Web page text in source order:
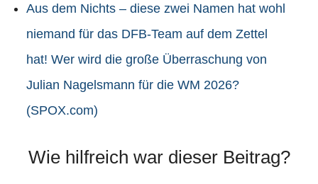
Aus dem Nichts – diese zwei Namen hat wohl
niemand für das DFB-Team auf dem Zettel
hat! Wer wird die große Überraschung von
Julian Nagelsmann für die WM 2026?
(SPOX.com)
Wie hilfreich war dieser Beitrag?